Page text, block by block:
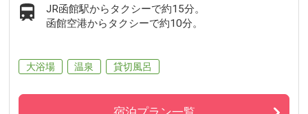
JR函館駅からタクシーで約15分。
函館空港からタクシーで約10分。
大浴場 温泉 貸切風呂